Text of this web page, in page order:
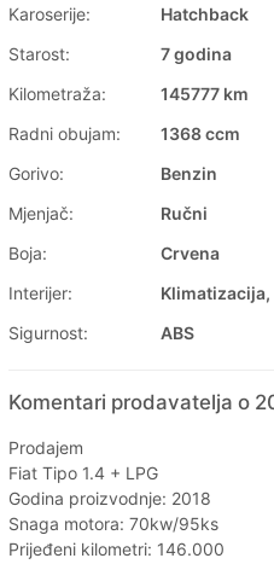
Karoserije:
Hatchback
Starost:
7 godina
Kilometraža:
145777 km
Radni obujam:
1368 ccm
Gorivo:
Benzin
Mjenjač:
Ručni
Boja:
Crvena
Interijer:
Sigurnost:
ABS
Komentari prodavatelja o
Prodajem
Fiat Tipo 1.4 + LPG
Godina proizvodnje: 2018
Snaga motora: 70kw/95ks
Prijeđeni kilometri: 146.000